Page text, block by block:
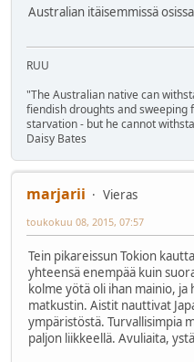
Australian itäisemmissä
RUU
"The Australian native can
fiendish droughts and
starvation - but he cannot
Daisy Bates
marjarii
Vieras
toukokuu 08, 2015, 07:57
Tein pikareissun Tokion
yhteensä enempää kuin
kolme yötä oli ihan mainio,
matkustin. Aistit nauttivat
ympäristöstä. Turvallisimpia
paljon liikkeellä. Avuliaita,